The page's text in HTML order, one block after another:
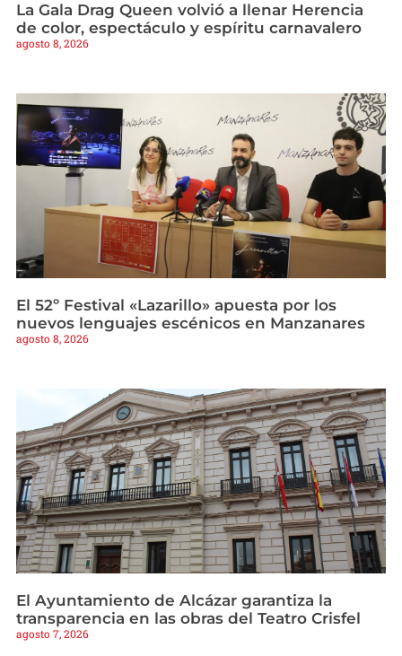
La Gala Drag Queen volvió a llenar Herencia
de color, espectáculo y espíritu carnavalero
agosto 8, 2026
El 52º Festival «Lazarillo» apuesta por los
nuevos lenguajes escénicos en Manzanares
agosto 8, 2026
El Ayuntamiento de Alcázar garantiza la
transparencia en las obras del Teatro Crisfel
agosto 7, 2026